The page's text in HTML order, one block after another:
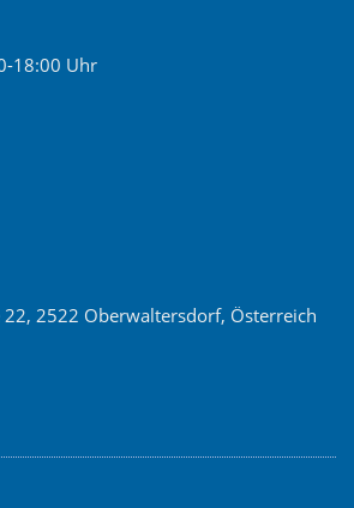
18:00 Uhr
22, 2522 Oberwaltersdorf, Österreich